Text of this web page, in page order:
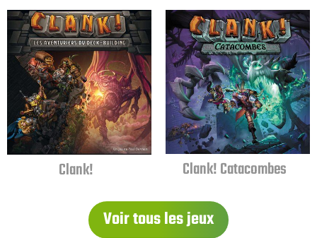
Clank! Clank! Catacombes
Voir tous les jeux